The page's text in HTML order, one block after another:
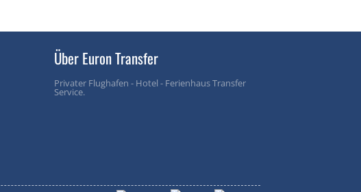
Über Euron Transfer
Privater Flughafen - Hotel - Ferienhaus Transfer
Service.